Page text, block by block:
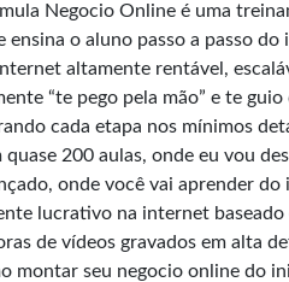
Negocio Online é uma
o aluno passo a passo do
altamente rentável,
“te pego pela mão” e te
cada etapa nos mínimos
200 aulas, onde eu vou
onde você vai aprender
lucrativo na internet baseado
de vídeos gravados em alta
montar seu negocio online do